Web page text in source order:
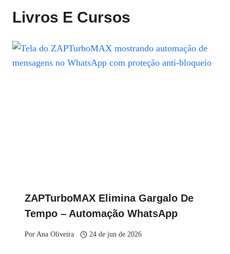
Livros E Cursos
ZAPTurboMAX Elimina Gargalo De
Tempo – Automação WhatsApp
PorAna Oliveira 24 de jun de 2026